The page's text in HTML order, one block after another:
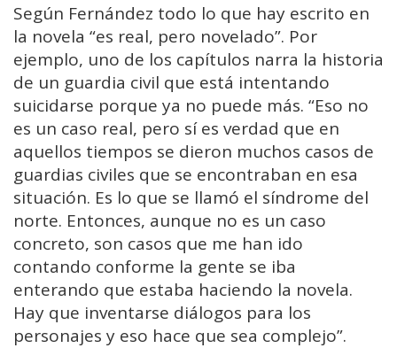
Según Fernández todo lo que hay escrito en
la novela “es real, pero novelado”. Por
ejemplo, uno de los capítulos narra la historia
de un guardia civil que está intentando
suicidarse porque ya no puede más. “Eso no
es un caso real, pero sí es verdad que en
aquellos tiempos se dieron muchos casos de
guardias civiles que se encontraban en esa
situación. Es lo que se llamó el síndrome del
norte. Entonces, aunque no es un caso
concreto, son casos que me han ido
contando conforme la gente se iba
enterando que estaba haciendo la novela.
Hay que inventarse diálogos para los
personajes y eso hace que sea complejo”.